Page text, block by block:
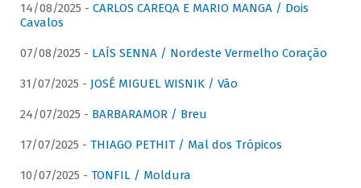
14/08/2025 - CARLOS CAREQA E MARIO MANGA / Dois
Cavalos
07/08/2025 - LAÍS SENNA / Nordeste Vermelho Coração
31/07/2025 - JOSÉ MIGUEL WISNIK / Vão
24/07/2025 - BARBARAMOR / Breu
17/07/2025 - THIAGO PETHIT / Mal dos Trópicos
10/07/2025 - TONFIL / Moldura